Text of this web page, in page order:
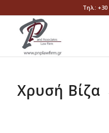
Τηλ.: +30
Χρυσή Βίζα